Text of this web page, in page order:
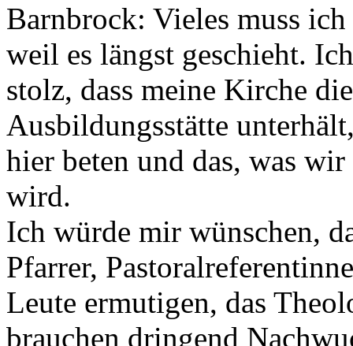
Barnbrock: Vieles muss
weil es längst geschieht.
stolz, dass meine Kirche
Ausbildungsstätte
hier beten und das, was
wird.
Ich würde mir wünschen,
Pfarrer,
Leute ermutigen, das
brauchen dringend